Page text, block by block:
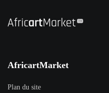
AfricartMarket
Plan du site